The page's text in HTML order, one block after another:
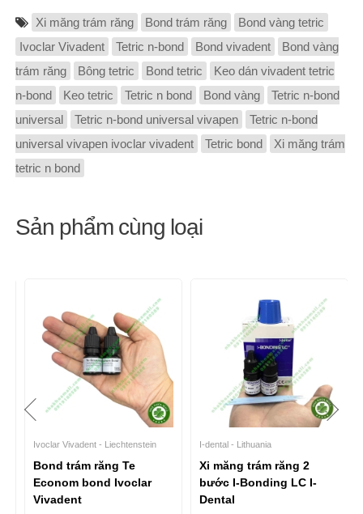
Xi măng trám răng Bond trám răng
Bond vàng tetric
Ivoclar Vivadent
Tetric n-bond Bond vivadent
Bond vàng
trám răng
Bông tetric Bond tetric
Keo dán vivadent tetric
n-bond
Keo tetric Tetric n bond Bond vàng
Tetric n-bond
universal
Tetric n-bond universal vivapen
Tetric n-bond
universal vivapen ivoclar vivadent
Tetric bond
Xi măng trám
tetric n bond
Sản phẩm cùng loại
Ivoclar Vivadent - Liechtenstein
Bond trám răng Te
Econom bond Ivoclar
Vivadent
I-dental - Lithuania
Xi măng trám răng 2
bước I-Bonding LC I-
Dental